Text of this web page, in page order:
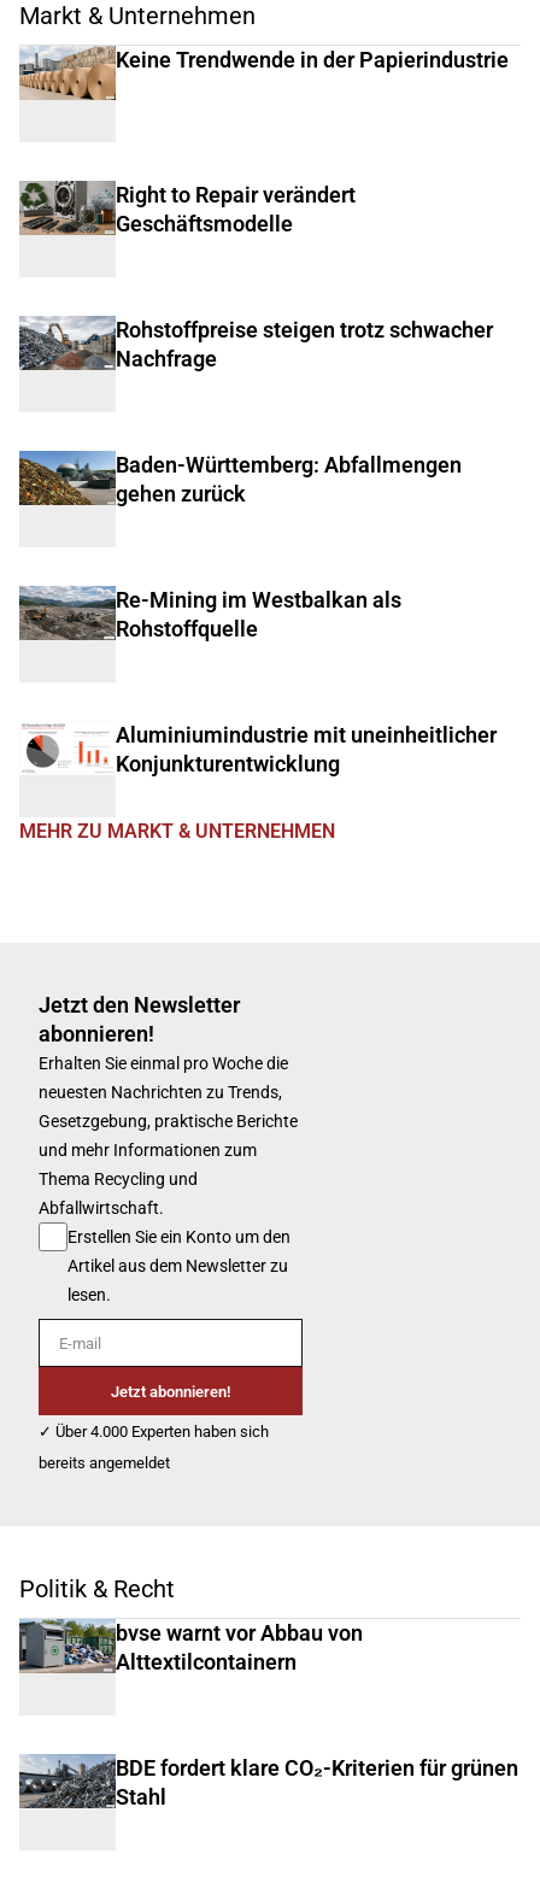
Markt & Unternehmen
Keine Trendwende in der Papierindustrie
Right to Repair verändert
Geschäftsmodelle
Rohstoffpreise steigen trotz schwacher
Nachfrage
Baden-Württemberg: Abfallmengen
gehen zurück
Re-Mining im Westbalkan als
Rohstoffquelle
Aluminiumindustrie mit uneinheitlicher
Konjunkturentwicklung
MEHR ZU MARKT & UNTERNEHMEN
Jetzt den Newsletter
abonnieren!
Erhalten Sie einmal pro Woche die
neuesten Nachrichten zu Trends,
Gesetzgebung, praktische Berichte
und mehr Informationen zum
Thema Recycling und
Abfallwirtschaft.
Erstellen Sie ein Konto um den
Artikel aus dem Newsletter zu
lesen.
E-mail
Jetzt abonnieren!
✓ Über 4.000 Experten haben sich
bereits angemeldet
Politik & Recht
bvse warnt vor Abbau von
Alttextilcontainern
BDE fordert klare CO₂-Kriterien für grünen
Stahl